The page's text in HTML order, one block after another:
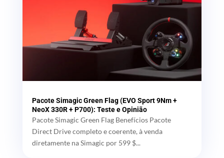
Pacote Simagic Green Flag (EVO Sport 9Nm +
NeoX 330R + P700): Teste e Opinião
Pacote Simagic Green Flag Benefícios Pacote
Direct Drive completo e coerente, à venda
diretamente na Simagic por 599 $...